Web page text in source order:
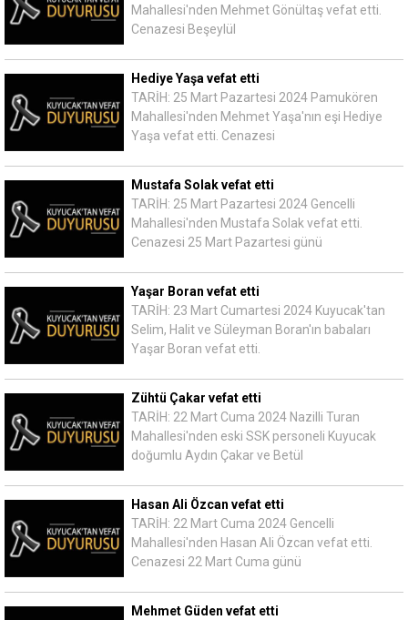
Mahallesi'nden Mehmet Gönültaş vefat etti.
Cenazesi Beşeylül
Hediye Yaşa vefat etti
TARİH: 25 Mart Pazartesi 2024 Pamukören
Mahallesi'nden Mehmet Yaşa'nın eşi Hediye
Yaşa vefat etti. Cenazesi
Mustafa Solak vefat etti
TARİH: 25 Mart Pazartesi 2024 Gencelli
Mahallesi'nden Mustafa Solak vefat etti.
Cenazesi 25 Mart Pazartesi günü
Yaşar Boran vefat etti
TARİH: 23 Mart Cumartesi 2024 Kuyucak'tan
Selim, Halit ve Süleyman Boran'ın babaları
Yaşar Boran vefat etti.
Zühtü Çakar vefat etti
TARİH: 22 Mart Cuma 2024 Nazilli Turan
Mahallesi'nden eski SSK personeli Kuyucak
doğumlu Aydın Çakar ve Betül
Hasan Ali Özcan vefat etti
TARİH: 22 Mart Cuma 2024 Gencelli
Mahallesi'nden Hasan Ali Özcan vefat etti.
Cenazesi 22 Mart Cuma günü
Mehmet Güden vefat etti